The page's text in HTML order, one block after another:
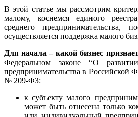
В этой статье мы рассмотрим
малому, коснемся единого
среднего предпринимательства,
осуществляется поддержка малого
Для начала – какой бизнес
Федеральном законе “О
предпринимательства в Российской
№ 209-ФЗ:
к субъекту малого
может быть отнесена только